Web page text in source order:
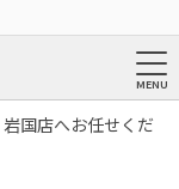
国店へお任せくだ